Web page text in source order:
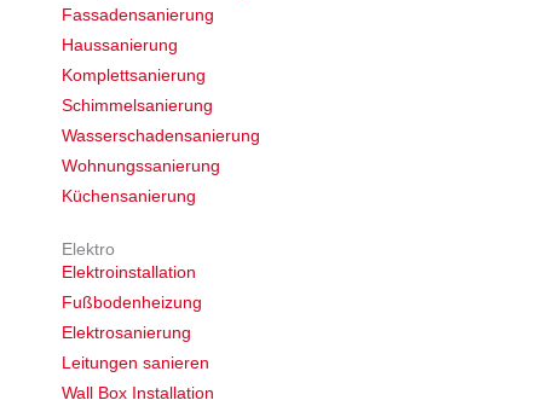
Fassadensanierung
Haussanierung
Komplettsanierung
Schimmelsanierung
Wasserschadensanierung
Wohnungssanierung
Küchensanierung
Elektro
Elektroinstallation
Fußbodenheizung
Elektrosanierung
Leitungen sanieren
Wall Box Installation